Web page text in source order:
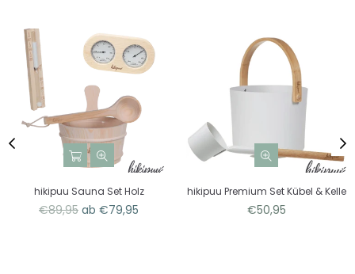
hikipuu Sauna Set Holz
Normaler
€89,95 ab €79,95
hikipuu Premium Set Kübel & Kelle
Normaler
€50,95